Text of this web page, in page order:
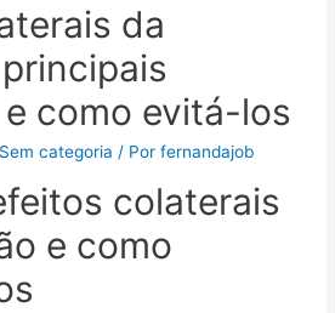
da
como evitá-los
Sem categoria / Porfernandajob
colaterais
e como